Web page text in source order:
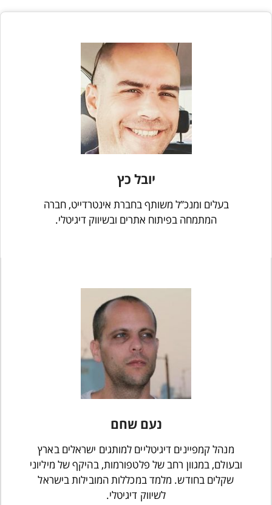
יובל כץ
בעלים ומנכ”ל משותף בחברת אינטרדייט, חברה
המתמחה בפיתוח אתרים ובשיווק דיגיטלי.
נעם שחם
מנהל קמפיינים דיגיטליים למותגים ישראלים בארץ
ובעולם, במגוון רחב של פלטפורמות, בהיקף של מיליוני
שקלים בחודש. מלמד במכללות המובילות בישראל
לשיווק דיגיטלי.